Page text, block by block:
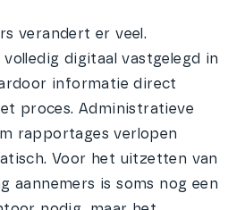
verandert er veel.
digitaal vastgelegd in
informatie direct
proces. Administratieve
rapportages verlopen
Voor het uitzetten van
aannemers is soms nog een